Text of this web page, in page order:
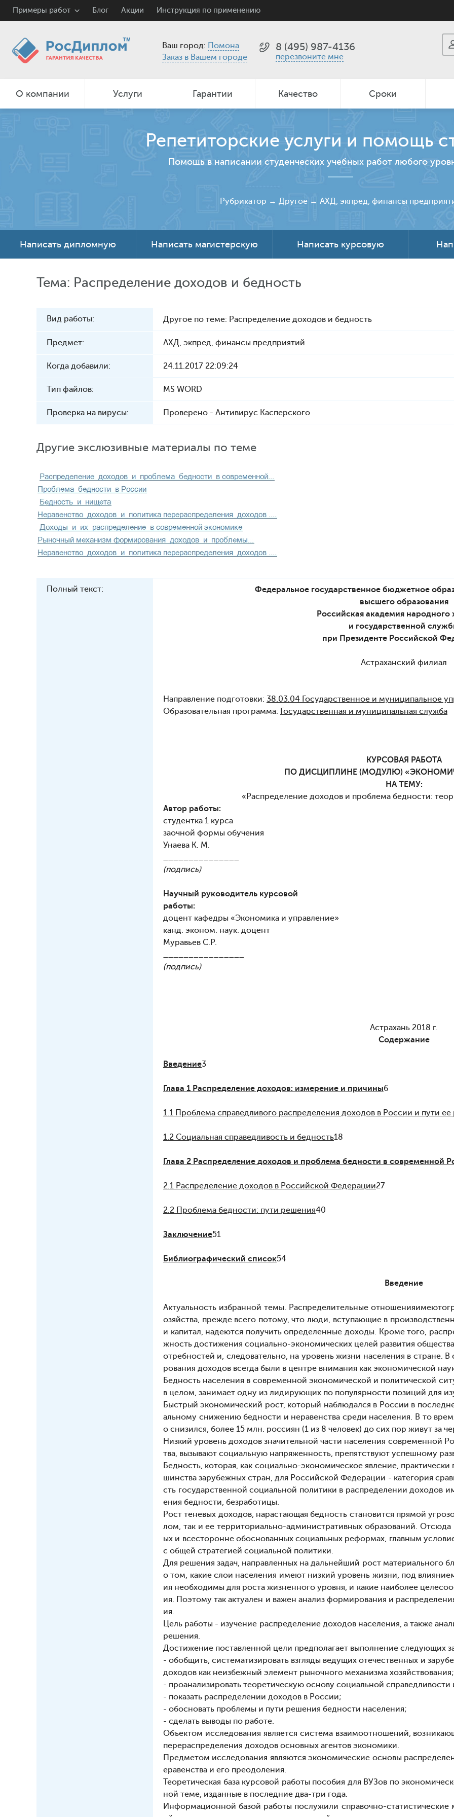
Примеры работ Блог Акции Инструкция по применению
Ваш город: Помона
Заказ в Вашем городе
8 (495) 987-4136
перезвоните мне
О компании Услуги Гарантии Качество Сроки
Репетиторские услуги и помощь
Помощь в написании студенческих учебных работ любого
Рубрикатор → Другое→ АХД, экпред, финансы
Написать дипломную Написать магистерскую Написать курсовую
Тема: Распределение доходов и бедность
Вид работы: Другое по теме: Распределение доходов и бедность
Предмет: АХД, экпред, финансы предприятий
Когда добавили: 24.11.2017 22:09:24
Тип файлов: MS WORD
Проверка на вирусы: Проверено - Антивирус Касперского
Другие экслюзивные материалы по теме
Полный текст:
Федеральное государственное бюджетное
высшего образования
Российская академия народного
и государственной
при Президенте Российской
Астраханский филиал
Направление подготовки: 38.03.04 Государственное и муниципальное
Образовательная программа: Государственная и муниципальная служба
КУРСОВАЯ РАБОТА
ПО ДИСЦИПЛИНЕ (МОДУЛЮ)
НА ТЕМУ:
«Распределение доходов и проблема бедности:
Автор работы:
студентка 1 курса
заочной формы обучения
Унаева К. М.
(подпись)
Научный руководитель курсовой
работы:
доцент кафедры «Экономика и управление»
канд. эконом. наук. доцент
Муравьев С.Р.
(подпись)
Астрахань 2018 г.
Содержание
Введение3
Глава 1 Распределение доходов: измерение и причины6
1.1 Проблема справедливого распределения доходов в России и пути
1.2 Социальная справедливость и бедность18
Глава 2 Распределение доходов и проблема бедности в современной
2.1 Распределение доходов в Российской Федерации27
2.2 Проблема бедности: пути решения40
Заключение51
Библиографический список54
Введение
Актуальность избранной темы. Распределительные отношенияимеют
озяйства, прежде всего потому, что люди, вступающие в
и капитал, надеются получить определенные доходы. Кроме того,
жность достижения социально-экономических целей развития
отребностей и, следовательно, на уровень жизни населения в стране.
рования доходов всегда были в центре внимания как экономической
Бедность населения в современной экономической и политической
в целом, занимает одну из лидирующих по популярности позиций для
Быстрый экономический рост, который наблюдался в России в
альному снижению бедности и неравенства среди населения. В то
о снизился, более 15 млн. россиян (1 из 8 человек) до сих пор живут за
Низкий уровень доходов значительной части населения современной
тва, вызывают социальную напряженность, препятствуют успешному
Бедность, которая, как социально-экономическое явление,
шинства зарубежных стран, для Российской Федерации - категория
сть государственной социальной политики в распределении доходов
ения бедности, безработицы.
Рост теневых доходов, нарастающая бедность становится прямой
лом, так и ее территориально-административных образований.
ых и всесторонне обоснованных социальных реформах, главным
с общей стратегией социальной политики.
Для решения задач, направленных на дальнейший рост материального
о том, какие слои населения имеют низкий уровень жизни, под
ия необходимы для роста жизненного уровня, и какие наиболее
ия. Поэтому так актуален и важен анализ формирования и
ия.
Цель работы - изучение распределение доходов населения, а также
решения.
Достижение поставленной цели предполагает выполнение следующих
- обобщить, систематизировать взгляды ведущих отечественных и
доходов как неизбежный элемент рыночного механизма хозяйствования;
- проанализировать теоретическую основу социальной справедливости
- показать распределении доходов в России;
- обосновать проблемы и пути решения бедности населения;
- сделать выводы по работе.
Объектом исследования является система взаимоотношений,
перераспределения доходов основных агентов экономики.
Предметом исследования являются экономические основы
еравенства и его преодоления.
Теоретическая база курсовой работы пособия для ВУЗов по
ной теме, изданные в последние два-три года.
Информационной базой работы послужили справочно-